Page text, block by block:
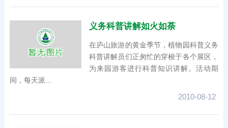
义务科普讲解如火如荼
在庐山旅游的黄金季节，植物园科普义务
科普讲解员们正匆忙的穿梭于各个展区，
为来园游客进行科普知识讲解。活动期
间，每天派...
2010-08-12